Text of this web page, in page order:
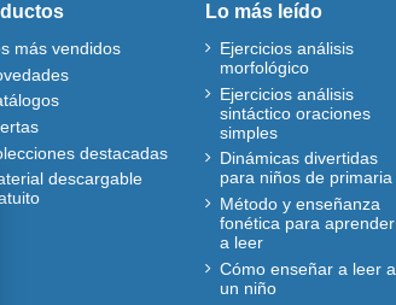
más vendidos
destacadas
descargable
Lo más leído
Ejercicios análisis
morfológico
Ejercicios análisis
sintáctico oraciones
simples
Dinámicas divertidas
para niños de primaria
Método y enseñanza
fonética para aprender
a leer
Cómo enseñar a leer a
un niño